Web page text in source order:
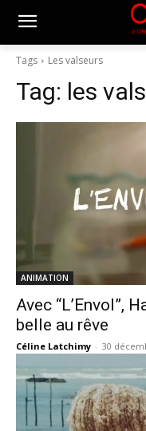
Tags Les valseurs
Tag: les
ANIMATION
Avec “L’Envol”,
belle au rêve
Céline Latchimy - 30